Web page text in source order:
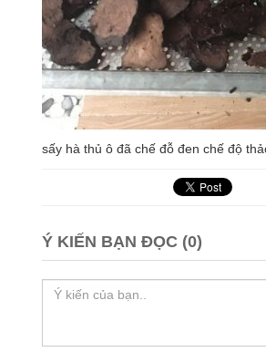
sấy hà thủ ô đã chế đỗ đen chế độ
Ý KIẾN BẠN ĐỌC (0)